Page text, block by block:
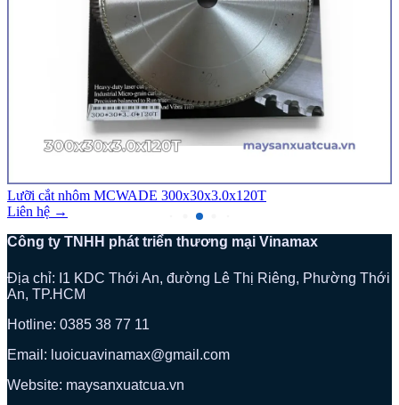
Lưỡi cắt nhôm MCWADE 300x30x3.0x120T
Liên hệ →
Công ty TNHH phát triển thương mại Vinamax
Địa chỉ: I1 KDC Thới An, đường Lê Thị Riêng, Phường Thới
An, TP.HCM
Hotline: 0385 38 77 11
Email: luoicuavinamax@gmail.com
Website: maysanxuatcua.vn